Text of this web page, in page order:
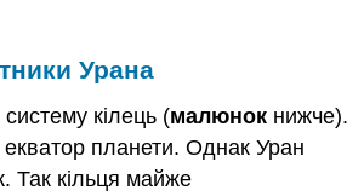
Урана
кілець (малюнок нижче).
екватор планети. Однак Уран
Так кільця майже